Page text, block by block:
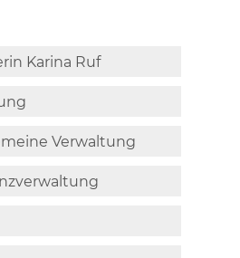
Karina Ruf
Verwaltung